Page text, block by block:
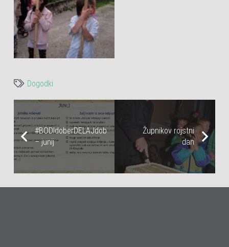
Dogodki
#BODIdoberDELAJdobro
– junij
Župnikov rojstni
dan